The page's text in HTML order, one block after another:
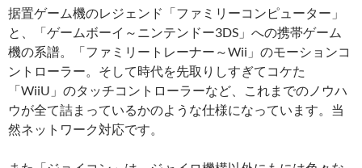
据置ゲーム機のレジェンド「ファミリーコンピューター」
と、「ゲームボーイ～ニンテンドー3DS」への携帯ゲーム
機の系譜。「ファミリートレーナー～Wii」のモーションコ
ントローラー。そして時代を先取りしすぎてコケた
「WiiU」のタッチコントローラーなど、これまでのノウハ
ウが全て詰まっているかのような仕様になっています。当
然ネットワーク対応です。